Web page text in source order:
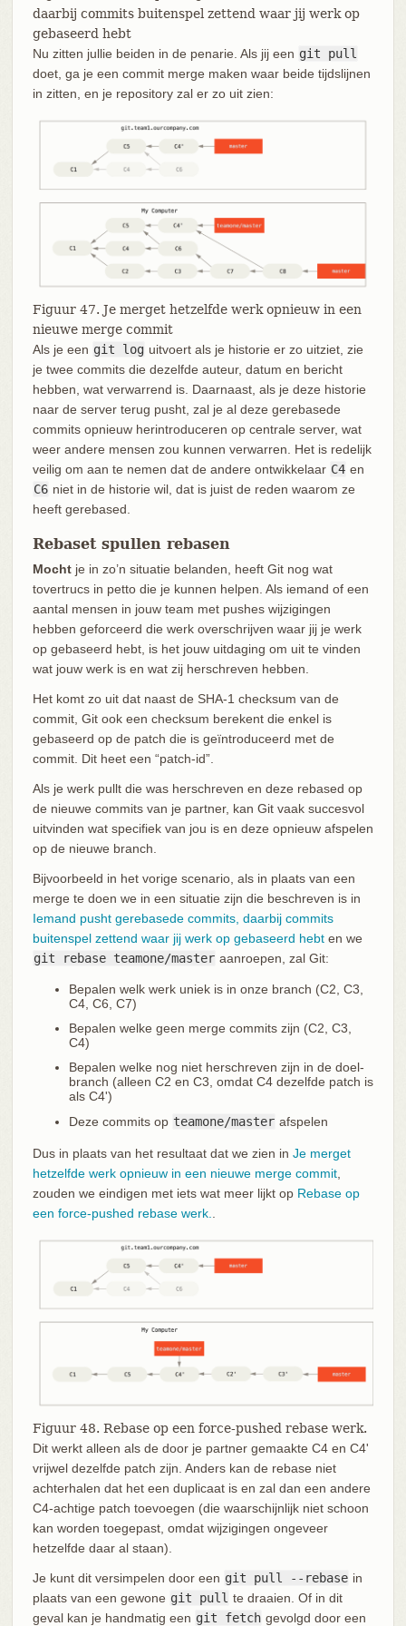
daarbij commits buitenspel zettend waar jij werk op
gebaseerd hebt
Nu zitten jullie beiden in de penarie. Als jij een git pull
doet, ga je een commit merge maken waar beide tijdslijnen
in zitten, en je repository zal er zo uit zien:
Figuur 47. Je merget hetzelfde werk opnieuw in een
nieuwe merge commit
Als je een git log uitvoert als je historie er zo uitziet, zie
je twee commits die dezelfde auteur, datum en bericht
hebben, wat verwarrend is. Daarnaast, als je deze historie
naar de server terug pusht, zal je al deze gerebasede
commits opnieuw herintroduceren op centrale server, wat
weer andere mensen zou kunnen verwarren. Het is redelijk
veilig om aan te nemen dat de andere ontwikkelaar C4 en
C6 niet in de historie wil, dat is juist de reden waarom ze
heeft gerebased.
Rebaset spullen rebasen
Mochtje in zo’n situatie belanden, heeft Git nog wat
tovertrucs in petto die je kunnen helpen. Als iemand of een
aantal mensen in jouw team met pushes wijzigingen
hebben geforceerd die werk overschrijven waar jij je werk
op gebaseerd hebt, is het jouw uitdaging om uit te vinden
wat jouw werk is en wat zij herschreven hebben.
Het komt zo uit dat naast de SHA-1 checksum van de
commit, Git ook een checksum berekent die enkel is
gebaseerd op de patch die is geïntroduceerd met de
commit. Dit heet een “patch-id”.
Als je werk pullt die was herschreven en deze rebased op
de nieuwe commits van je partner, kan Git vaak succesvol
uitvinden wat specifiek van jou is en deze opnieuw afspelen
op de nieuwe branch.
Bijvoorbeeld in het vorige scenario, als in plaats van een
merge te doen we in een situatie zijn die beschreven is in
Iemand pusht gerebasede commits, daarbij commits
buitenspel zettend waar jij werk op gebaseerd hebten we
git rebase teamone/master aanroepen, zal Git:
Bepalen welk werk uniek is in onze branch (C2, C3,
C4, C6, C7)
Bepalen welke geen merge commits zijn (C2, C3,
C4)
Bepalen welke nog niet herschreven zijn in de doel-
branch (alleen C2 en C3, omdat C4 dezelfde patch is
als C4')
Deze commits op teamone/master afspelen
Dus in plaats van het resultaat dat we zien in Je merget
hetzelfde werk opnieuw in een nieuwe merge commit,
zouden we eindigen met iets wat meer lijkt op Rebase op
een force-pushed rebase werk.
Figuur 48. Rebase op een force-pushed rebase werk.
Dit werkt alleen als de door je partner gemaakte C4 en C4'
vrijwel dezelfde patch zijn. Anders kan de rebase niet
achterhalen dat het een duplicaat is en zal dan een andere
C4-achtige patch toevoegen (die waarschijnlijk niet schoon
kan worden toegepast, omdat wijzigingen ongeveer
hetzelfde daar al staan).
Je kunt dit versimpelen door een git pull --rebase in
plaats van een gewone git pull te draaien. Of in dit
geval kan je handmatig een git fetch gevolgd door een